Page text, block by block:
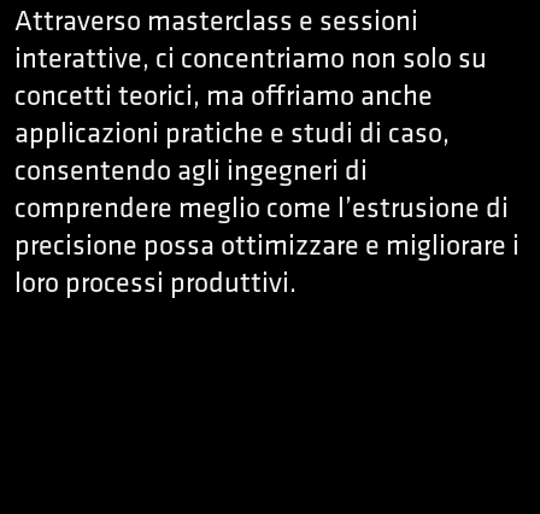
Attraverso masterclass e sessioni
interattive, ci concentriamo non solo su
concetti teorici, ma offriamo anche
applicazioni pratiche e studi di caso,
consentendo agli ingegneri di
comprendere meglio come l’estrusione di
precisione possa ottimizzare e migliorare i
loro processi produttivi.